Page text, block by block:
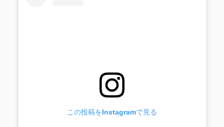
この投稿をInstagramで見る